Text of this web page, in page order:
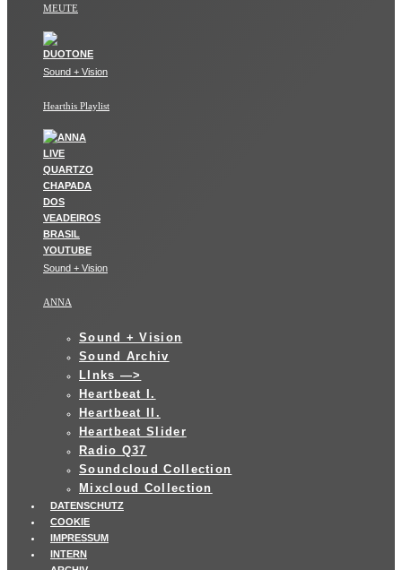
MEUTE
Sound + Vision
Hearthis Playlist
Sound + Vision
ANNA
Sound + Vision
Sound Archiv
LInks —>
Heartbeat I.
Heartbeat II.
Heartbeat Slider
Radio Q37
Soundcloud Collection
Mixcloud Collection
DATENSCHUTZ
COOKIE
IMPRESSUM
INTERN